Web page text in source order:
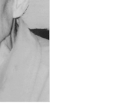
文学访谈